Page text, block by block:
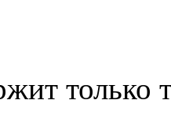
только